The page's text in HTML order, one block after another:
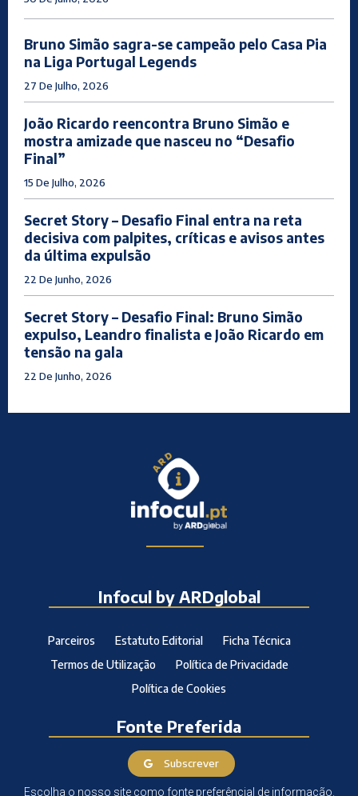
Bruno Simão sagra-se campeão pelo Casa Pia
na Liga Portugal Legends
27 De Julho, 2026
João Ricardo reencontra Bruno Simão e
mostra amizade que nasceu no “Desafio
Final”
15 De Julho, 2026
Secret Story – Desafio Final entra na reta
decisiva com palpites, críticas e avisos antes
da última expulsão
22 De Junho, 2026
Secret Story – Desafio Final: Bruno Simão
expulso, Leandro finalista e João Ricardo em
tensão na gala
22 De Junho, 2026
Infocul by ARDglobal
Parceiros Estatuto Editorial
Ficha Técnica
Termos de Utilização
Política de Privacidade
Política de Cookies
Fonte Preferida
Subscrever
Escolha o nosso site como fonte preferêncial de informação.